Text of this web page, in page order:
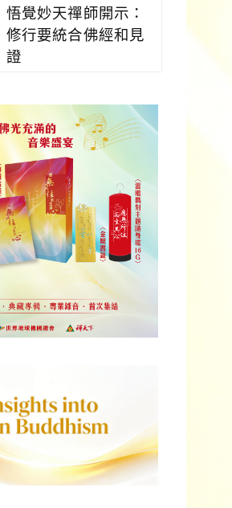
悟覺妙天禪師開示：
修行要統合佛經和見
證